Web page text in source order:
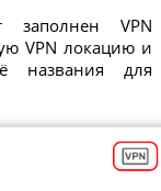
заполнен VPN
VPN локацию и
названия для